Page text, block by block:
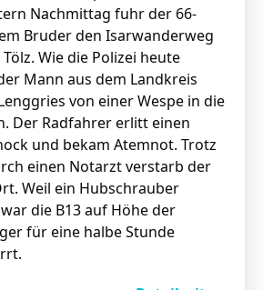
Nachmittag fuhr der 66-
Bruder den Isarwanderweg
Wie die Polizei heute
Mann aus dem Landkreis
von einer Wespe in die
Der Radfahrer erlitt einen
und bekam Atemnot. Trotz
einen Notarzt verstarb der
Weil ein Hubschrauber
die B13 auf Höhe der
für eine halbe Stunde